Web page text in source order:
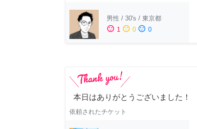
男性 / 30's / 東京都
sentiment_satisfied 1 sentiment_neutral 0 sentiment_dissatisfied 0
本日はありがとうございました！
依頼されたチケット